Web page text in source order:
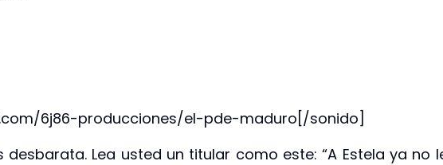
6j86-producciones/el-pde-maduro[/sonido]
Lea usted un titular como este: “A Estela ya no